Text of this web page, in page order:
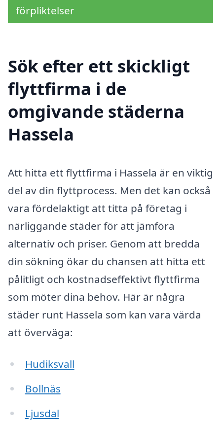
förpliktelser
Sök efter ett skickligt
flyttfirma i de
omgivande städerna
Hassela
Att hitta ett flyttfirma i Hassela är en viktig
del av din flyttprocess. Men det kan också
vara fördelaktigt att titta på företag i
närliggande städer för att jämföra
alternativ och priser. Genom att bredda
din sökning ökar du chansen att hitta ett
pålitligt och kostnadseffektivt flyttfirma
som möter dina behov. Här är några
städer runt Hassela som kan vara värda
att överväga:
Hudiksvall
Bollnäs
Ljusdal